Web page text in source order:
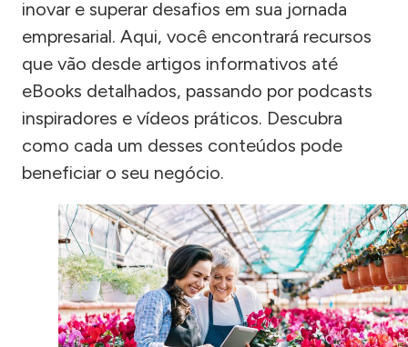
inovar e superar desafios em sua jornada
empresarial. Aqui, você encontrará recursos
que vão desde artigos informativos até
eBooks detalhados, passando por podcasts
inspiradores e vídeos práticos. Descubra
como cada um desses conteúdos pode
beneficiar o seu negócio.